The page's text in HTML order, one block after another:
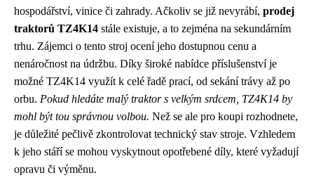
hospodářství, vinice či zahrady. Ačkoliv se již nevyrábí, prodej
traktorů TZ4K14 stále existuje, a to zejména na sekundárním
trhu. Zájemci o tento stroj ocení jeho dostupnou cenu a
nenáročnost na údržbu. Díky široké nabídce příslušenství je
možné TZ4K14 využít k celé řadě prací, od sekání trávy až po
orbu. Pokud hledáte malý traktor s velkým srdcem, TZ4K14 by
mohl být tou správnou volbou. Než se ale pro koupi rozhodnete,
je důležité pečlivě zkontrolovat technický stav stroje. Vzhledem
k jeho stáří se mohou vyskytnout opotřebené díly, které vyžadují
opravu či výměnu.